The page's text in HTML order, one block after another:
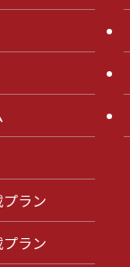
ラン
ラン